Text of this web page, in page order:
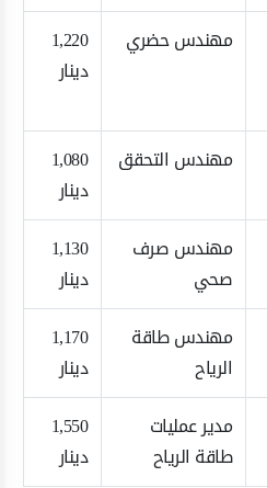
مهندس حضري
1,220
دينار
مهندس التحقق
1,080
دينار
مهندس صرف
صحي
1,130
دينار
مهندس طاقة
الرياح
1,170
دينار
مدير عمليات
طاقة الرياح
1,550
دينار